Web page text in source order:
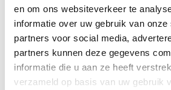
en om ons websiteverkeer te
informatie over uw gebruik van onze
partners voor social media,
partners kunnen deze gegevens
informatie die u aan ze heeft
verzameld op basis van uw gebruik
Albanie
Algerije
Argentinie